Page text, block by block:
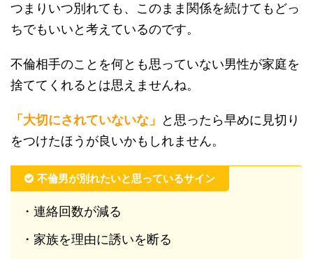
つまりいつ別れても、このまま関係を続けてもどっ
ちでもいいと考えているのです。
不倫相手のことを何とも思っていない男性が家庭を
捨ててくれるとは思えませんね。
「大切にされていないな」
と思ったら早めに見切り
をつけたほうが良いかもしれません。
不倫男が別れたいと思っているサイン
・連絡回数が減る
・家族を理由に誘いを断る